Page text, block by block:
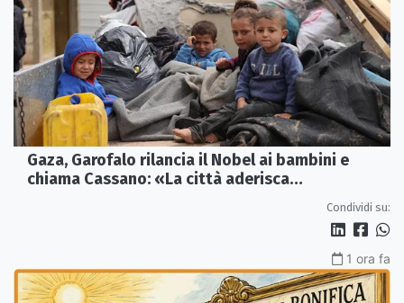
Gaza, Garofalo rilancia il Nobel ai bambini e
chiama Cassano: «La città aderisca
Condividi su:
1 ora fa